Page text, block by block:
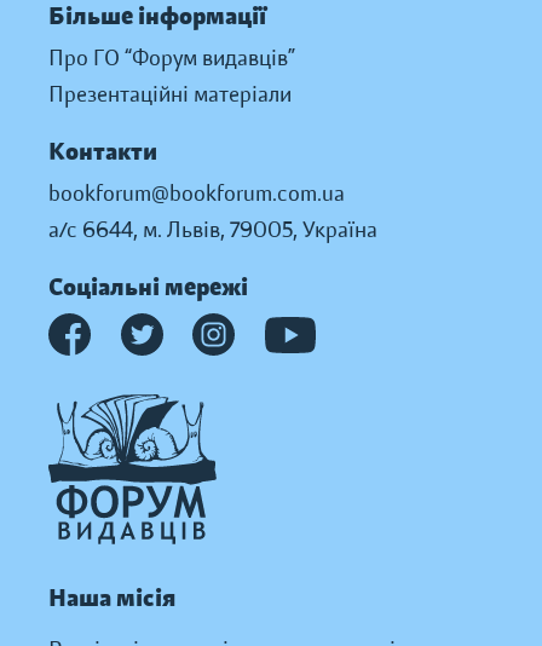
Більше інформації
Про ГО “Форум видавців”
Презентаційні матеріали
Контакти
bookforum@bookforum.com.ua
а/с 6644, м. Львів, 79005, Україна
Соціальні мережі
Наша місія